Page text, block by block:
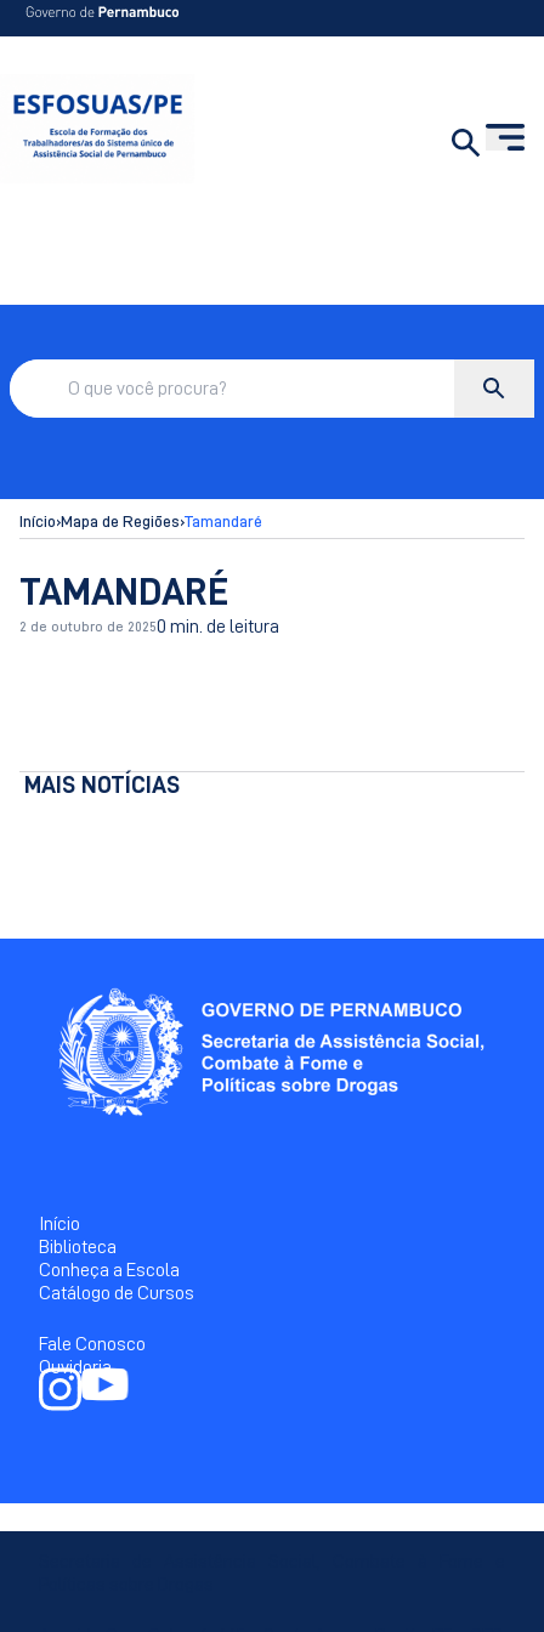
Início›Mapa de Regiões›Tamandaré
TAMANDARÉ
2 de outubro de 20250 min. de leitura
MAIS NOTÍCIAS
Início
Biblioteca
Conheça a Escola
Catálogo de Cursos
Fale Conosco
Ouvidoria